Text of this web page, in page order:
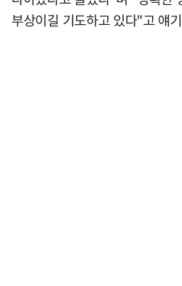
부상이길 기도하고 있다"고 얘